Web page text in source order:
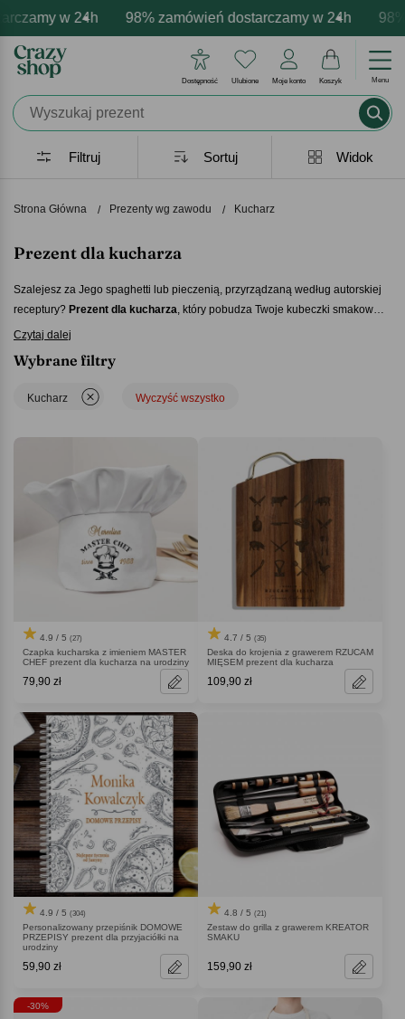
w 24h 98% zamówień dostarczamy w 24h 98%
produktów Profesjonalna i darmowa
- zawsze udane prezenty Prezentujemy pozytywne
Dostępność Ulubione Moje konto Koszyk Menu
Strona Główna Prezenty wg zawodu Kucharz
Prezent dla kucharza
Szalejesz za Jego spaghetti lub pieczenią, przyrządzaną według autorskiej
receptury Prezent dla kucharza, który pobudza Twoje kubeczki smakowe,
powinien być dobrze doprawiony. Postaw na produkty ze smakiem.
przyda mu się na co dzień. A zabawne podarunki z kuchennym motywem,
wywołają uśmiech na Jego twarzy.
Czytaj dalej
Filtruj Widok
Sortuj
Wybrane filtry
Kucharz Wyczyść wszystko
4.9 / 5 (27)
Czapka kucharska z imieniem MASTER
CHEF prezent dla kucharza na urodziny
79,90 zł
4.7 / 5 (35)
Deska do krojenia z grawerem RZUCAM
MIĘSEM prezent dla kucharza
109,90 zł
4.9 / 5 (304)
Personalizowany przepiśnik DOMOWE
PRZEPISY prezent dla przyjaciółki na
urodziny
59,90 zł
4.8 / 5 (21)
Zestaw do grilla z grawerem KREATOR
SMAKU
159,90 zł
-30%